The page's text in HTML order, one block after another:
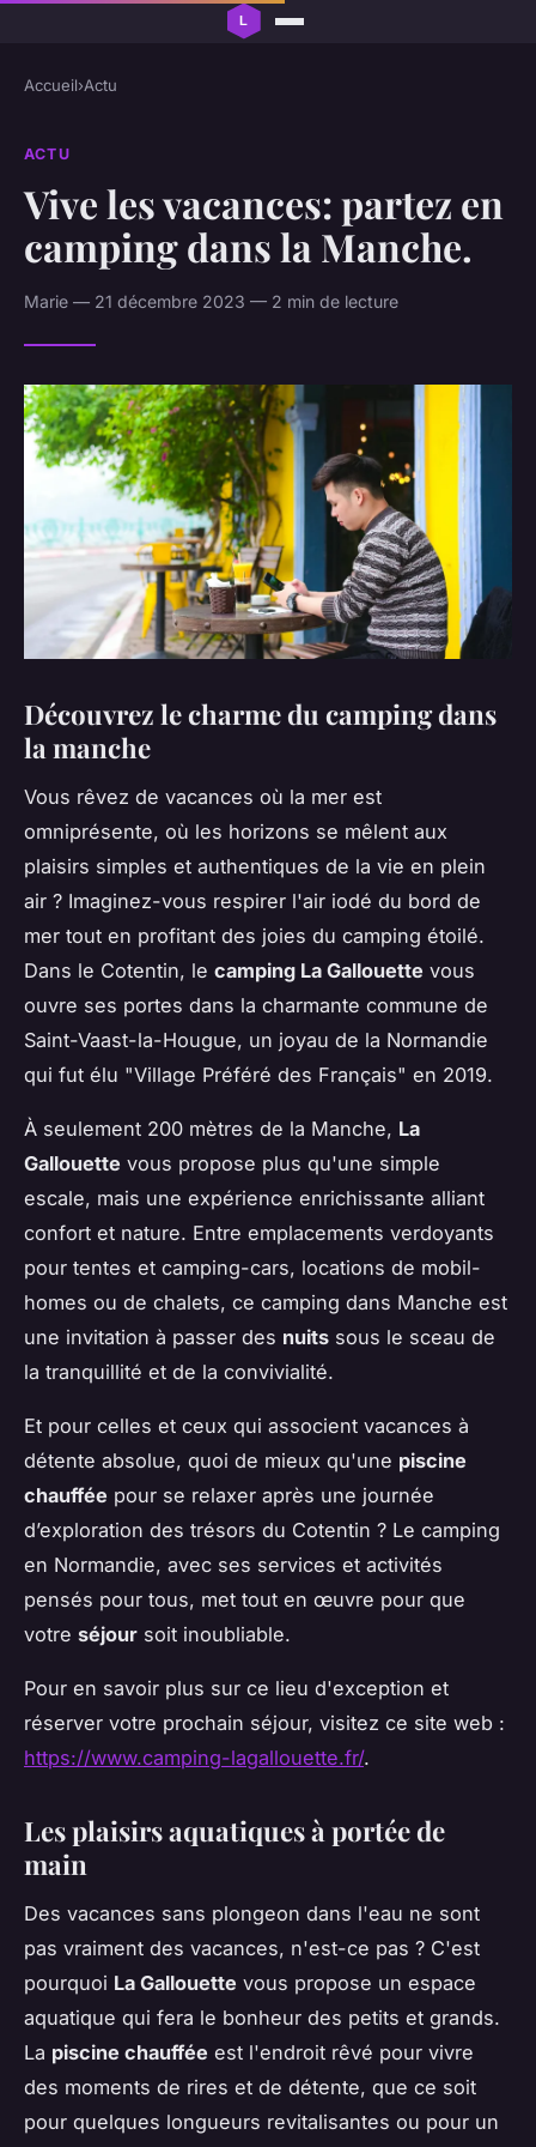
Accueil›Actu
ACTU
Vive les vacances: partez en
camping dans la Manche.
Marie — 21 décembre 2023 — 2 min de lecture
Découvrez le charme du camping dans
la manche
Vous rêvez de vacances où la mer est
omniprésente, où les horizons se mêlent aux
plaisirs simples et authentiques de la vie en plein
air ? Imaginez-vous respirer l'air iodé du bord de
mer tout en profitant des joies du camping étoilé.
Dans le Cotentin, le camping La Gallouette vous
ouvre ses portes dans la charmante commune de
Saint-Vaast-la-Hougue, un joyau de la Normandie
qui fut élu "Village Préféré des Français" en 2019.
À seulement 200 mètres de la Manche, La
Gallouette vous propose plus qu'une simple
escale, mais une expérience enrichissante alliant
confort et nature. Entre emplacements verdoyants
pour tentes et camping-cars, locations de mobil-
homes ou de chalets, ce camping dans Manche est
une invitation à passer des nuits sous le sceau de
la tranquillité et de la convivialité.
Et pour celles et ceux qui associent vacances à
détente absolue, quoi de mieux qu'une piscine
chauffée pour se relaxer après une journée
d’exploration des trésors du Cotentin ? Le camping
en Normandie, avec ses services et activités
pensés pour tous, met tout en œuvre pour que
votre séjour soit inoubliable.
Pour en savoir plus sur ce lieu d'exception et
réserver votre prochain séjour, visitez ce site web :
https://www.camping-lagallouette.fr/.
Les plaisirs aquatiques à portée de
main
Des vacances sans plongeon dans l'eau ne sont
pas vraiment des vacances, n'est-ce pas ? C'est
pourquoi La Gallouette vous propose un espace
aquatique qui fera le bonheur des petits et grands.
La piscine chauffée est l'endroit rêvé pour vivre
des moments de rires et de détente, que ce soit
pour quelques longueurs revitalisantes ou pour un